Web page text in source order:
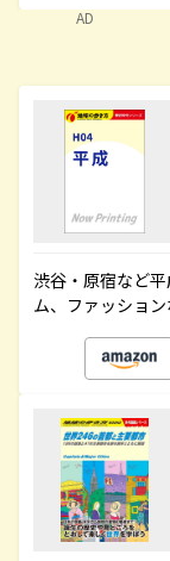
AD
渋谷・原宿など
ム、ファッショ